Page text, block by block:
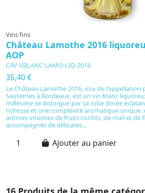
Vins fins
Château Lamothe 2016
AOP
CAV-VBLANC-LAMO-LIQ-2016
35,40 €
Le Château Lamothe 2016, issu de l'appellation
Sauternes à Bordeaux, est un vin blanc
millésime se distingue par sa robe dorée
richesse et une complexité aromatique unique.
arômes intenses de fruits confits, de miel et de
accompagnés de délicates...
Ajouter au panier